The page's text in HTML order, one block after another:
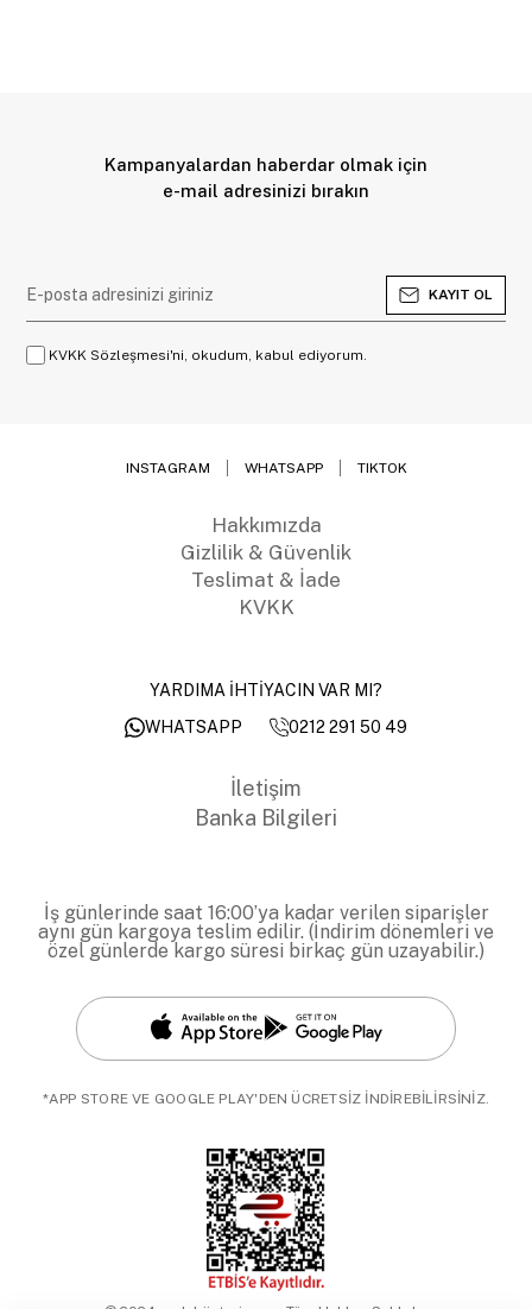
Kampanyalardan haberdar olmak için
e-mail adresinizi bırakın
KAYIT OL
KVKK Sözleşmesi'ni, okudum, kabul ediyorum.
INSTAGRAM WHATSAPP TIKTOK
Hakkımızda
Gizlilik & Güvenlik
Teslimat & İade
KVKK
YARDIMA İHTİYACIN VAR MI?
WHATSAPP
0212 291 50 49
İletişim
Banka Bilgileri
İş günlerinde saat 16:00’ya kadar verilen siparişler
aynı gün kargoya teslim edilir. (İndirim dönemleri ve
özel günlerde kargo süresi birkaç gün uzayabilir.)
*APP STORE VE GOOGLE PLAY'DEN ÜCRETSİZ İNDİREBİLİRSİNİZ.